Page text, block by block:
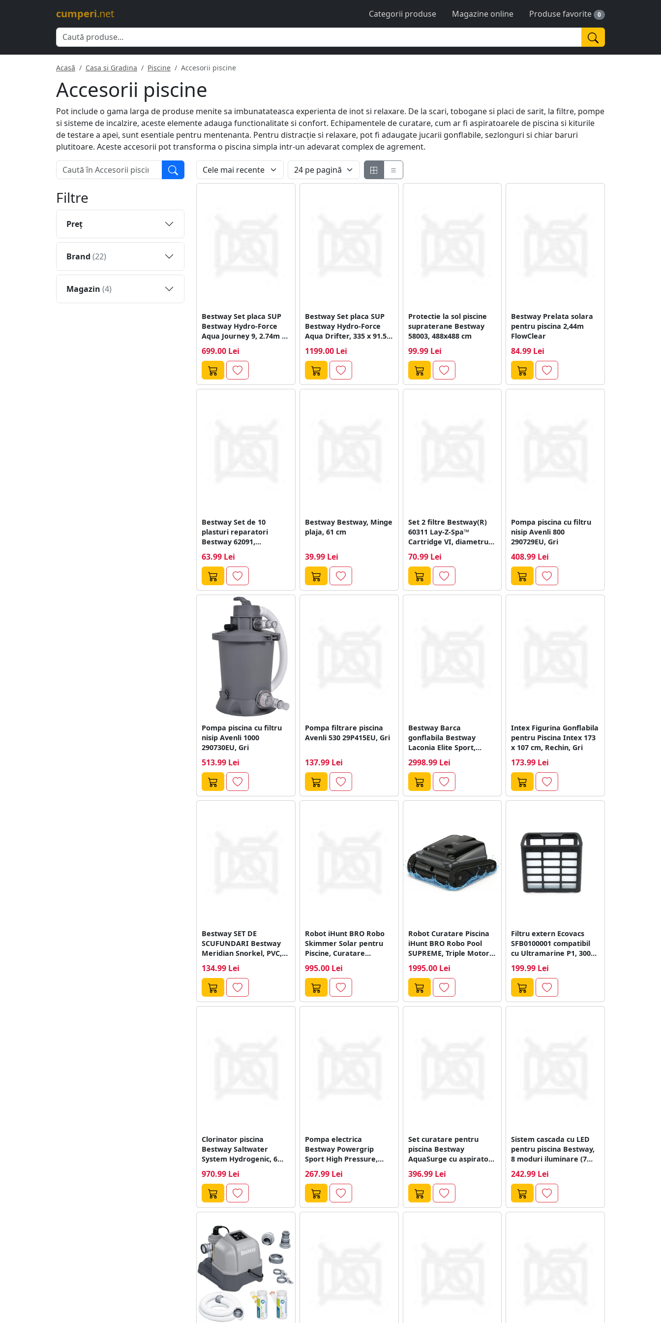
cumperi.net Categorii produse Magazine online Produse favorite 0
Acasă Casa si Gradina Piscine Accesorii piscine
Accesorii piscine
Pot include o gama larga de produse menite sa imbunatateasca experienta de inot si relaxare. De la scari, tobogane si placi de sarit, la filtre, pompe
si sisteme de incalzire, aceste elemente adauga functionalitate si confort. Echipamentele de curatare, cum ar fi aspiratoarele de piscina si kiturile
de testare a apei, sunt esentiale pentru mentenanta. Pentru distracție si relaxare, pot fi adaugate jucarii gonflabile, sezlonguri si chiar baruri
plutitoare. Aceste accesorii pot transforma o piscina simpla intr-un adevarat complex de agrement.
Filtre
Preţ
Brand (22)
Magazin (4)
Bestway Set placa SUP
Bestway Hydro-Force
Aqua Journey 9, 2.74m x
699.00 Lei
Bestway Set placa SUP
Bestway Hydro-Force
Aqua Drifter, 335 x 91.5
1199.00 Lei
Protectie la sol piscine
supraterane Bestway
58003, 488x488 cm
99.99 Lei
Bestway Prelata solara
pentru piscina 2,44m
FlowClear
84.99 Lei
Bestway Set de 10
plasturi reparatori
Bestway 62091,
material PVC,...
63.99 Lei
Bestway Bestway, Minge
plaja, 61 cm
39.99 Lei
Set 2 filtre Bestway(R)
60311 Lay-Z-Spa™
Cartridge VI, diametru
70.99 Lei
Pompa piscina cu filtru
nisip Avenli 800
290729EU, Gri
408.99 Lei
Pompa piscina cu filtru
nisip Avenli 1000
290730EU, Gri
513.99 Lei
Pompa filtrare piscina
Avenli 530 29P415EU, Gri
137.99 Lei
Bestway Barca
gonflabila Bestway
Laconia Elite Sport,
2998.99 Lei
Intex Figurina Gonflabila
pentru Piscina Intex 173
x 107 cm, Rechin, Gri
173.99 Lei
Bestway SET DE
SCUFUNDARI Bestway
Meridian Snorkel, PVC,
134.99 Lei
Robot iHunt BRO Robo
Skimmer Solar pentru
Piscine, Curatare
995.00 Lei
Robot Curatare Piscina
iHunt BRO Robo Pool
SUPREME, Triple Motor
1995.00 Lei
Filtru extern Ecovacs
SFB0100001 compatibil
cu Ultramarine P1, 300h
199.99 Lei
Clorinator piscina
Bestway Saltwater
System Hydrogenic, 6
970.99 Lei
Pompa electrica
Bestway Powergrip
Sport High Pressure,
267.99 Lei
Set curatare pentru
piscina Bestway
AquaSurge cu aspirator
396.99 Lei
Sistem cascada cu LED
pentru piscina Bestway,
8 moduri iluminare (7
242.99 Lei